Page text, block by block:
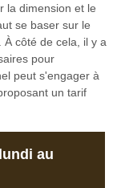
la dimension et le
se baser sur le
côté de cela, il y a
pour
peut s'engager à
un tarif
au